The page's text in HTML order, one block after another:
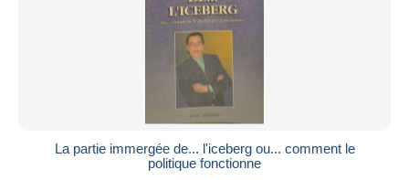
La partie immergée de... l'iceberg ou... comment le
politique fonctionne